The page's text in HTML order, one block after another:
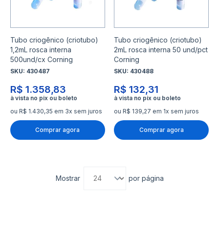
Tubo criogênico (criotubo)
1,2mL rosca interna
500und/cx Corning
SKU: 430487
R$ 1.358,83
ou R$ 1.430,35 em 3x sem juros
Comprar agora
Tubo criogênico (criotubo)
2mL rosca interna 50 und/pct
Corning
SKU: 430488
R$ 132,31
ou R$ 139,27 em 1x sem juros
Comprar agora
Mostrar por página